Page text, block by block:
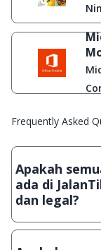
Frequently Asked
Apakah
ada di
dan legal?
Ya, JalanTikus